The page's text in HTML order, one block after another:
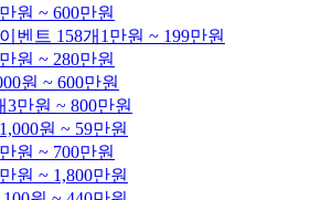
원 ~ 600만원
이벤트 158개 1만원 ~ 199만원
원 ~ 280만원
원 ~ 600만원
3만원 ~ 800만원
1,000원 ~ 59만원
원 ~ 700만원
원 ~ 1,800만원